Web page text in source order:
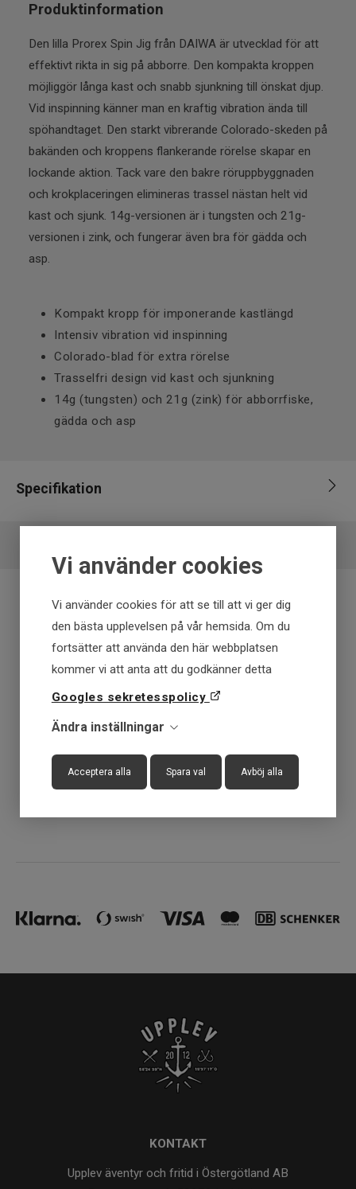
Vi använder cookies
Vi använder cookies för att se till att vi ger dig
den bästa upplevelsen på vår hemsida. Om du
fortsätter att använda den här webbplatsen
kommer vi att anta att du godkänner detta
Googles sekretesspolicy
Ändra inställningar
Acceptera alla Spara val Avböj alla
Produktinformation
Den lilla Prorex Spin Jig från DAIWA är utvecklad för att
effektivt rikta in sig på abborre. Den kompakta kroppen
möjliggör långa kast och snabb sjunkning till önskat djup.
Vid inspinning känner man en kraftig vibration ända till
spöhandtaget. Den starkt vibrerande Colorado-skeden på
bakänden och kroppens flankerande rörelse skapar en
lockande aktion. Tack vare den bakre röruppbyggnaden
och krokplaceringen elimineras trassel nästan helt vid
kast och sjunk. 14g-versionen är i tungsten och 21g-
versionen i zink, och fungerar även bra för gädda och
asp.
Kompakt kropp för imponerande kastlängd
Intensiv vibration vid inspinning
Colorado-blad för extra rörelse
Trasselfri design vid kast och sjunkning
14g (tungsten) och 21g (zink) för abborrfiske,
gädda och asp
Specifikation
Fiskart
Abborre, Regnbåge, Öring
Fraktfritt över 699 kr
Få först - Betala senare
30 dagar öppet köp
KONTAKT
Upplev äventyr och fritid i Östergötland AB